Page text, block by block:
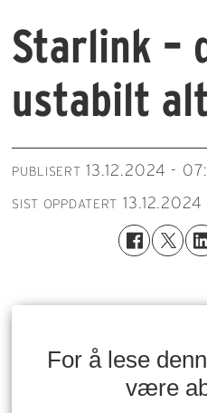
Starlink –
ustabilt
PUBLISERT 13.12.2024 -
SIST OPPDATERT
For å lese
være